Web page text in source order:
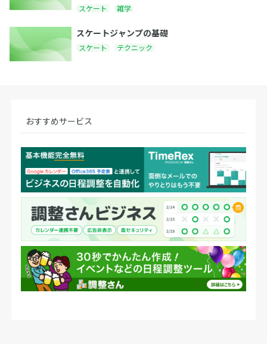
スケート 雑学
スケートジャンプの基礎
スケート テクニック
おすすめサービス